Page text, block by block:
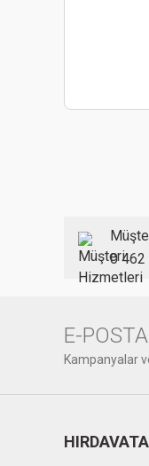
Ürün
Ürün
Bu
0 462
E-
Kampanyalar